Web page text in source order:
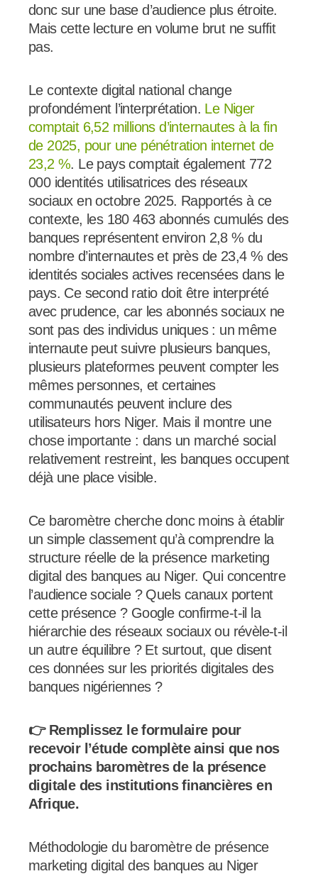
donc sur une base d’audience plus étroite.
Mais cette lecture en volume brut ne suffit
pas.
Le contexte digital national change
profondément l’interprétation. Le Niger
comptait 6,52 millions d’internautes à la fin
de 2025, pour une pénétration internet de
23,2 %. Le pays comptait également 772
000 identités utilisatrices des réseaux
sociaux en octobre 2025. Rapportés à ce
contexte, les 180 463 abonnés cumulés des
banques représentent environ 2,8 % du
nombre d’internautes et près de 23,4 % des
identités sociales actives recensées dans le
pays. Ce second ratio doit être interprété
avec prudence, car les abonnés sociaux ne
sont pas des individus uniques : un même
internaute peut suivre plusieurs banques,
plusieurs plateformes peuvent compter les
mêmes personnes, et certaines
communautés peuvent inclure des
utilisateurs hors Niger. Mais il montre une
chose importante : dans un marché social
relativement restreint, les banques occupent
déjà une place visible.
Ce baromètre cherche donc moins à établir
un simple classement qu’à comprendre la
structure réelle de la présence marketing
digital des banques au Niger. Qui concentre
l’audience sociale ? Quels canaux portent
cette présence ? Google confirme-t-il la
hiérarchie des réseaux sociaux ou révèle-t-il
un autre équilibre ? Et surtout, que disent
ces données sur les priorités digitales des
banques nigériennes ?
👉 Remplissez le formulaire pour
recevoir l’étude complète ainsi que nos
prochains baromètres de la présence
digitale des institutions financières en
Afrique.
Méthodologie du baromètre de présence
marketing digital des banques au Niger